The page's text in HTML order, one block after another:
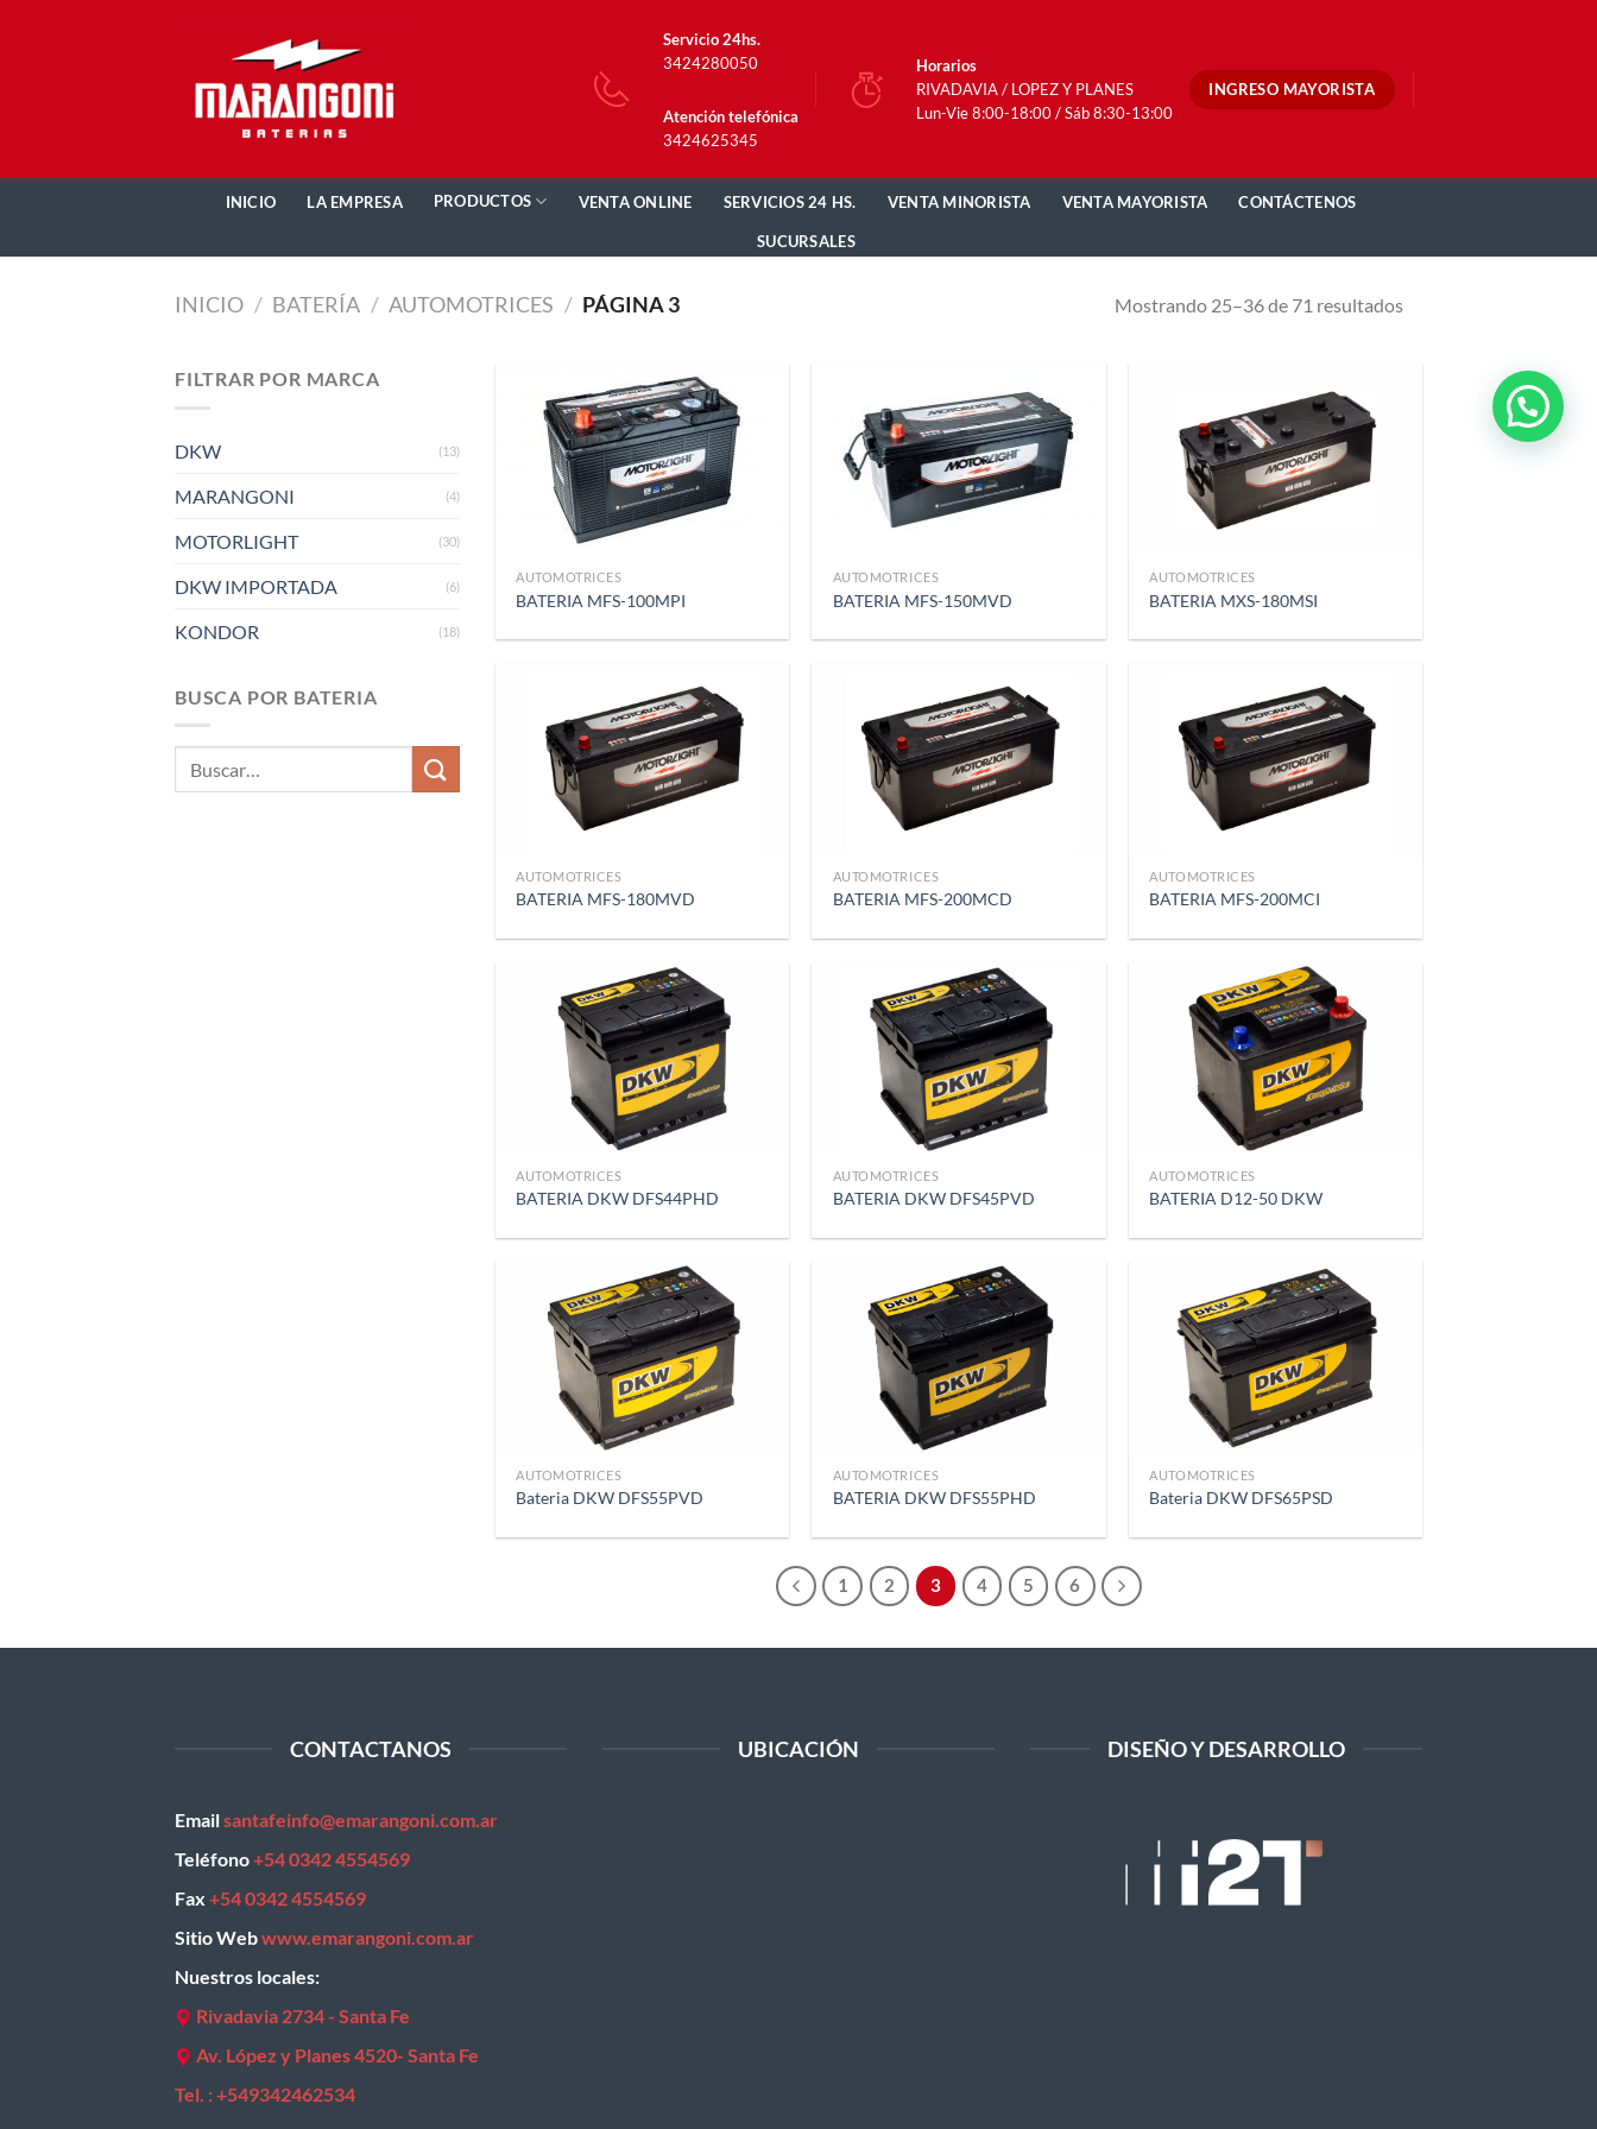
Servicio 24hs.
3424280050
Atención telefónica
3424625345
Horarios
RIVADAVIA / LOPEZ Y PLANES
Lun-Vie 8:00-18:00 / Sáb 8:30-13:00
INGRESO MAYORISTA
INICIO LA EMPRESA PRODUCTOS VENTA ONLINE SERVICIOS 24 HS. VENTA MINORISTA VENTA MAYORISTA CONTÁCTENOS
SUCURSALES
INICIO / BATERÍA / AUTOMOTRICES / PÁGINA 3 Mostrando 25–36 de 71 resultados
FILTRAR POR MARCA
DKW (13)
MARANGONI (4)
MOTORLIGHT (30)
DKW IMPORTADA (6)
KONDOR (18)
BUSCA POR BATERIA
AUTOMOTRICES
BATERIA MFS-100MPI
AUTOMOTRICES
BATERIA MFS-150MVD
AUTOMOTRICES
BATERIA MXS-180MSI
AUTOMOTRICES
BATERIA MFS-180MVD
AUTOMOTRICES
BATERIA MFS-200MCD
AUTOMOTRICES
BATERIA MFS-200MCI
AUTOMOTRICES
BATERIA DKW DFS44PHD
AUTOMOTRICES
BATERIA DKW DFS45PVD
AUTOMOTRICES
BATERIA D12-50 DKW
AUTOMOTRICES
Bateria DKW DFS55PVD
AUTOMOTRICES
BATERIA DKW DFS55PHD
AUTOMOTRICES
Bateria DKW DFS65PSD
1 2 3 4 5 6
CONTACTANOS
Emailsantafeinfo@emarangoni.com.ar
Teléfono+54 0342 4554569
Fax +54 0342 4554569
Sitio Webwww.emarangoni.com.ar
Nuestros locales:
Rivadavia 2734 - Santa Fe
Av. López y Planes 4520- Santa Fe
Tel. : +549342462534
UBICACIÓN DISEÑO Y DESARROLLO